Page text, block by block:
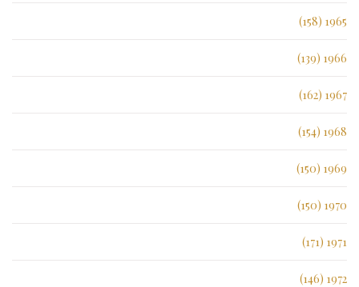
1965 (158)
1966 (139)
1967 (162)
1968 (154)
1969 (150)
1970 (150)
1971 (171)
1972 (146)